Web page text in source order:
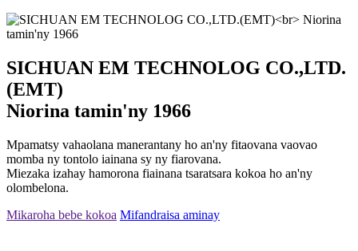
SICHUAN EM TECHNOLOG CO.,LTD.
(EMT)
Niorina tamin'ny 1966
Mpamatsy vahaolana manerantany ho an'ny fitaovana vaovao
momba ny tontolo iainana sy ny fiarovana.
Miezaka izahay hamorona fiainana tsaratsara kokoa ho an'ny
olombelona.
Mikaroha bebe kokoa Mifandraisa aminay